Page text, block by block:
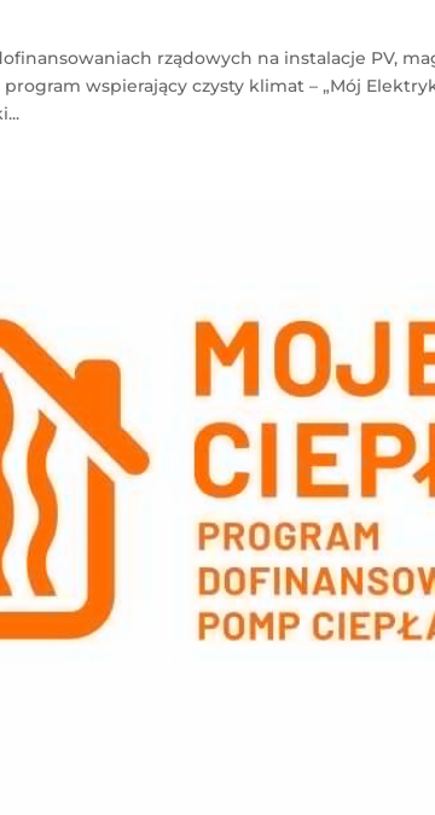
rządowych na instalacje PV,
wspierający czysty klimat – „Mój